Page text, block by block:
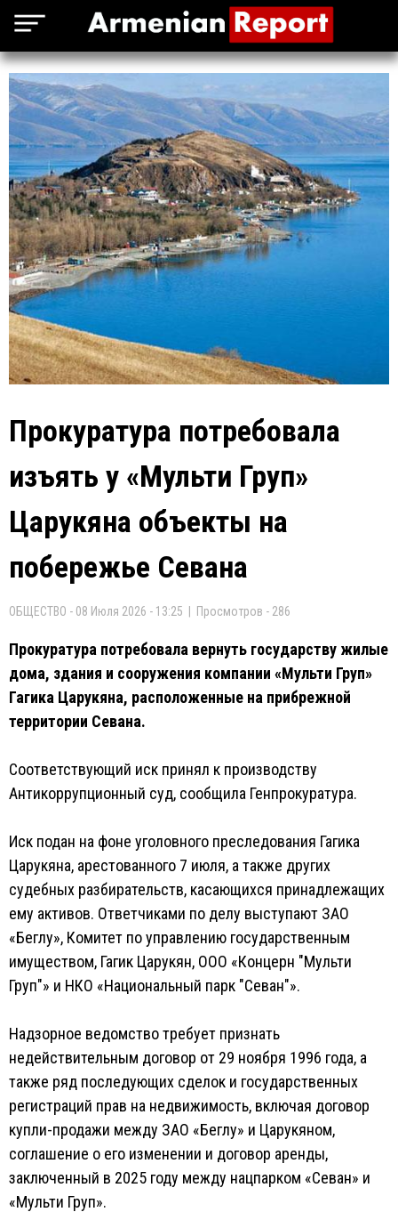
Прокуратура потребовала
изъять у «Мульти Груп»
Царукяна объекты на
побережье Севана
ОБЩЕСТВО - 08 Июля 2026 - 13:25 | Просмотров - 286
Прокуратура потребовала вернуть государству жилые
дома, здания и сооружения компании «Мульти Груп»
Гагика Царукяна, расположенные на прибрежной
территории Севана.
Соответствующий иск принял к производству
Антикоррупционный суд, сообщила Генпрокуратура.
Иск подан на фоне уголовного преследования Гагика
Царукяна, арестованного 7 июля, а также других
судебных разбирательств, касающихся принадлежащих
ему активов. Ответчиками по делу выступают ЗАО
«Беглу», Комитет по управлению государственным
имуществом, Гагик Царукян, ООО «Концерн "Мульти
Груп"» и НКО «Национальный парк "Севан"».
Надзорное ведомство требует признать
недействительным договор от 29 ноября 1996 года, а
также ряд последующих сделок и государственных
регистраций прав на недвижимость, включая договор
купли-продажи между ЗАО «Беглу» и Царукяном,
соглашение о его изменении и договор аренды,
заключенный в 2025 году между нацпарком «Севан» и
«Мульти Груп».